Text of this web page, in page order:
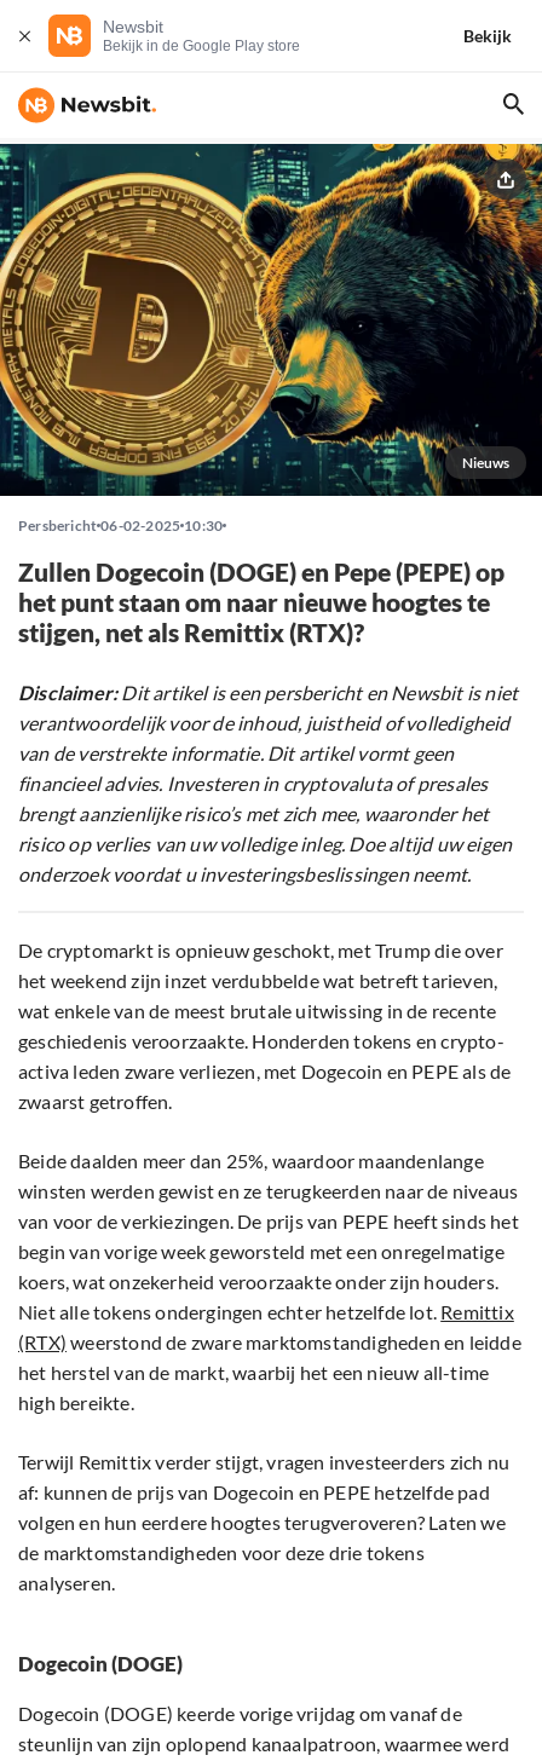
Newsbit
Bekijk in de Google Play store
Bekijk
Nieuws
Persbericht 06-02-2025 10:30
Zullen Dogecoin (DOGE) en Pepe (PEPE) op
het punt staan om naar nieuwe hoogtes te
stijgen, net als Remittix (RTX)?
Disclaimer:Dit artikel is een persbericht en Newsbit is niet
verantwoordelijk voor de inhoud, juistheid of volledigheid
van de verstrekte informatie. Dit artikel vormt geen
financieel advies. Investeren in cryptovaluta of presales
brengt aanzienlijke risico’s met zich mee, waaronder het
risico op verlies van uw volledige inleg. Doe altijd uw eigen
onderzoek voordat u investeringsbeslissingen neemt.
De cryptomarkt is opnieuw geschokt, met Trump die over
het weekend zijn inzet verdubbelde wat betreft tarieven,
wat enkele van de meest brutale uitwissing in de recente
geschiedenis veroorzaakte. Honderden tokens en crypto-
activa leden zware verliezen, met Dogecoin en PEPE als de
zwaarst getroffen.
Beide daalden meer dan 25%, waardoor maandenlange
winsten werden gewist en ze terugkeerden naar de niveaus
van voor de verkiezingen. De prijs van PEPE heeft sinds het
begin van vorige week geworsteld met een onregelmatige
koers, wat onzekerheid veroorzaakte onder zijn houders.
Niet alle tokens ondergingen echter hetzelfde lot. Remittix
(RTX) weerstond de zware marktomstandigheden en leidde
het herstel van de markt, waarbij het een nieuw all-time
high bereikte.
Terwijl Remittix verder stijgt, vragen investeerders zich nu
af: kunnen de prijs van Dogecoin en PEPE hetzelfde pad
volgen en hun eerdere hoogtes terugveroveren? Laten we
de marktomstandigheden voor deze drie tokens
analyseren.
Dogecoin (DOGE)
Dogecoin (DOGE) keerde vorige vrijdag om vanaf de
steunlijn van zijn oplopend kanaalpatroon, waarmee werd